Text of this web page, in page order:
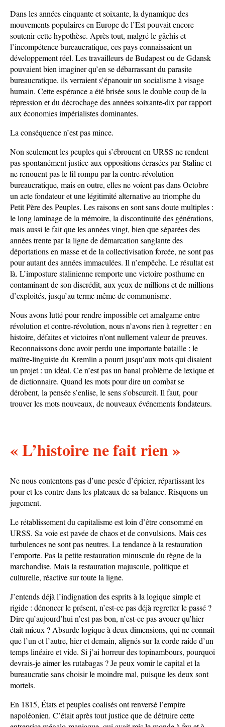
Dans les années cinquante et soixante, la dynamique des
mouvements populaires en Europe de l’Est pouvait encore
soutenir cette hypothèse. Après tout, malgré le gâchis et
l’incompétence bureaucratique, ces pays connaissaient un
développement réel. Les travailleurs de Budapest ou de Gdansk
pouvaient bien imaginer qu’en se débarrassant du parasite
bureaucratique, ils verraient s’épanouir un socialisme à visage
humain. Cette espérance a été brisée sous le double coup de la
répression et du décrochage des années soixante-dix par rapport
aux économies impérialistes dominantes.
La conséquence n’est pas mince.
Non seulement les peuples qui s’ébrouent en URSS ne rendent
pas spontanément justice aux oppositions écrasées par Staline et
ne renouent pas le fil rompu par la contre-révolution
bureaucratique, mais en outre, elles ne voient pas dans Octobre
un acte fondateur et une légitimité alternative au triomphe du
Petit Père des Peuples. Les raisons en sont sans doute multiples :
le long laminage de la mémoire, la discontinuité des générations,
mais aussi le fait que les années vingt, bien que séparées des
années trente par la ligne de démarcation sanglante des
déportations en masse et de la collectivisation forcée, ne sont pas
pour autant des années immaculées. Il n’empêche. Le résultat est
là. L’imposture stalinienne remporte une victoire posthume en
contaminant de son discrédit, aux yeux de millions et de millions
d’exploités, jusqu’au terme même de communisme.
Nous avons lutté pour rendre impossible cet amalgame entre
révolution et contre-révolution, nous n’avons rien à regretter : en
histoire, défaites et victoires n’ont nullement valeur de preuves.
Reconnaissons donc avoir perdu une importante bataille : le
maître-linguiste du Kremlin a pourri jusqu’aux mots qui disaient
un projet : un idéal. Ce n’est pas un banal problème de lexique et
de dictionnaire. Quand les mots pour dire un combat se
dérobent, la pensée s’enlise, le sens s’obscurcit. Il faut, pour
trouver les mots nouveaux, de nouveaux événements fondateurs.
« L’histoire ne fait rien »
Ne nous contentons pas d’une pesée d’épicier, répartissant les
pour et les contre dans les plateaux de sa balance. Risquons un
jugement.
Le rétablissement du capitalisme est loin d’être consommé en
URSS. Sa voie est pavée de chaos et de convulsions. Mais ces
turbulences ne sont pas neutres. La tendance à la restauration
l’emporte. Pas la petite restauration minuscule du règne de la
marchandise. Mais la restauration majuscule, politique et
culturelle, réactive sur toute la ligne.
J’entends déjà l’indignation des esprits à la logique simple et
rigide : dénoncer le présent, n’est-ce pas déjà regretter le passé ?
Dire qu’aujourd’hui n’est pas bon, n’est-ce pas avouer qu’hier
était mieux ? Absurde logique à deux dimensions, qui ne connaît
que l’un et l’autre, hier et demain, alignés sur la corde raide d’un
temps linéaire et vide. Si j’ai horreur des topinambours, pourquoi
devrais-je aimer les rutabagas ? Je peux vomir le capital et la
bureaucratie sans choisir le moindre mal, puisque les deux sont
mortels.
En 1815, États et peuples coalisés ont renversé l’empire
napoléonien. C’était après tout justice que de détruire cette